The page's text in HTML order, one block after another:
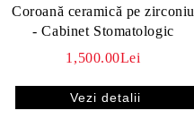
Coroană ceramică pe zirconiu
- Cabinet Stomatologic
1,500.00Lei
Vezi detalii